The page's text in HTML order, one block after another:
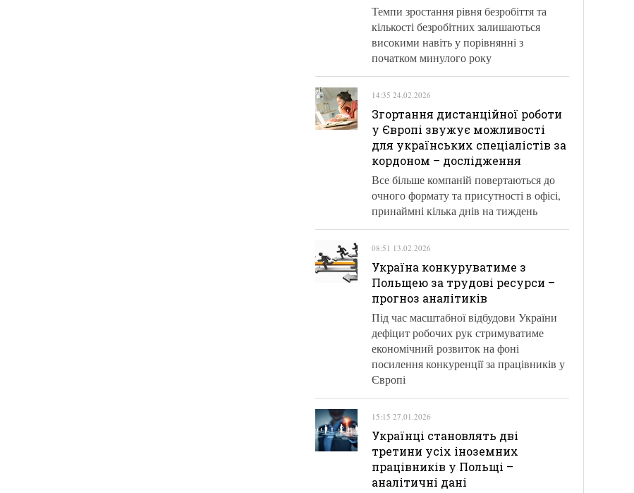
Темпи зростання рівня безробіття та
кількості безробітних залишаються
високими навіть у порівнянні з
початком минулого року
14:35 24.02.2026
Згортання дистанційної роботи
у Європі звужує можливості
для українських спеціалістів за
кордоном – дослідження
Все більше компаній повертаються до
очного формату та присутності в офісі,
принаймні кілька днів на тиждень
08:51 13.02.2026
Україна конкуруватиме з
Польщею за трудові ресурси –
прогноз аналітиків
Під час масштабної відбудови України
дефіцит робочих рук стримуватиме
економічний розвиток на фоні
посилення конкуренції за працівників у
Європі
15:15 27.01.2026
Українці становлять дві
третини усіх іноземних
працівників у Польщі –
аналітичні дані